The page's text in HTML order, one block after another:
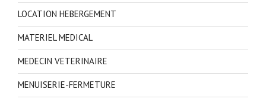
LOCATION HEBERGEMENT
MATERIEL MEDICAL
MEDECIN VETERINAIRE
MENUISERIE-FERMETURE